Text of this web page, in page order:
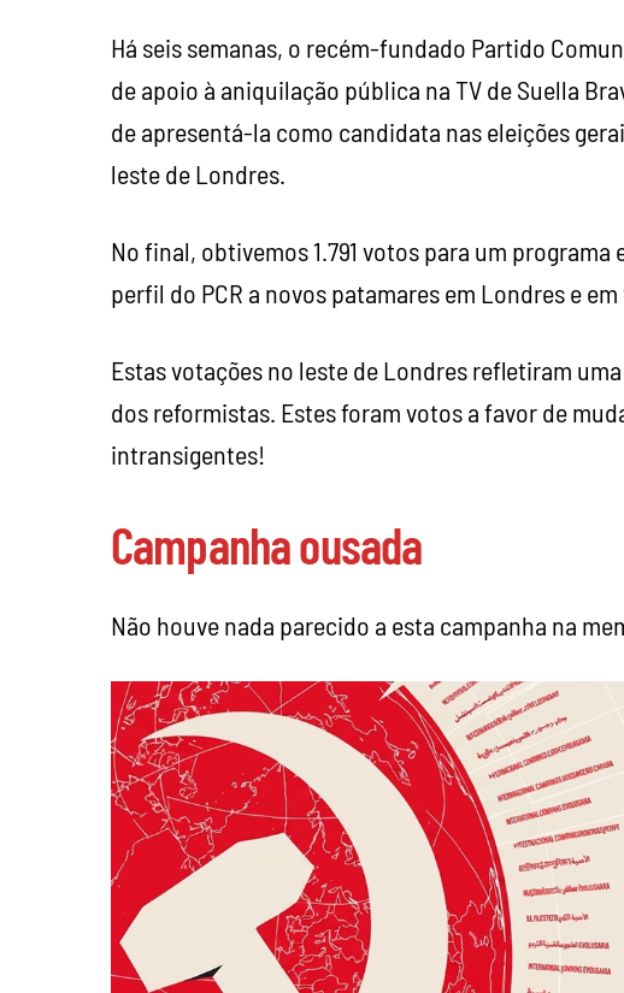
Há seis semanas, o recém-fundado Partido
de apoio à aniquilação pública na TV de Suella
de apresentá-la como candidata nas eleições
leste de Londres.
No final, obtivemos 1.791 votos para um
perfil do PCR a novos patamares em Londres e
Estas votações no leste de Londres refletiram
dos reformistas. Estes foram votos a favor de
intransigentes!
Campanha ousada
Não houve nada parecido a esta campanha na